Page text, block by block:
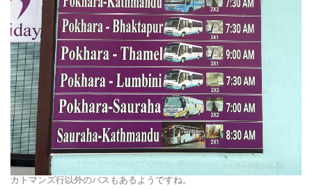
カトマンズ行以外のバスもあるようですね。